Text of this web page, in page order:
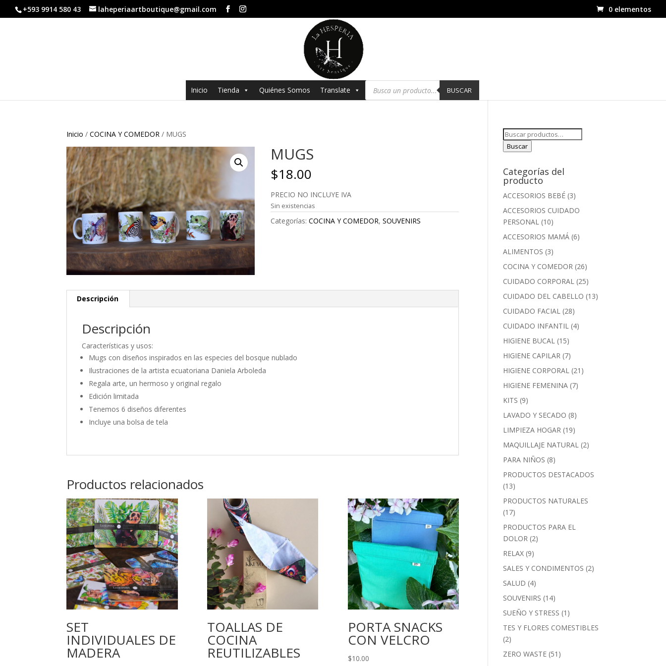
+593 9914 580 43 laheperiaartboutique@gmail.com 0 elementos
Inicio Tienda Quiénes Somos Translate
Búsqueda
productos
BUSCAR
Inicio /COCINA Y COMEDOR / MUGS
MUGS
$18.00
PRECIO NO INCLUYE IVA
Sin existencias
Categorías:COCINA Y COMEDOR,SOUVENIRS
Descripción
Descripción
Características y usos:
Mugs con diseños inspirados en las especies del bosque nublado
Ilustraciones de la artista ecuatoriana Daniela Arboleda
Regala arte, un hermoso y original regalo
Edición limitada
Tenemos 6 diseños diferentes
Incluye una bolsa de tela
Productos relacionados
SET
INDIVIDUALES DE
MADERA
TOALLAS DE
COCINA
REUTILIZABLES
PORTA SNACKS
CON VELCRO
$10.00
Buscar
por:
Buscar
Categorías del
producto
ACCESORIOS BEBÉ (3)
ACCESORIOS CUIDADO
PERSONAL (10)
ACCESORIOS MAMÁ (6)
ALIMENTOS (3)
COCINA Y COMEDOR (26)
CUIDADO CORPORAL (25)
CUIDADO DEL CABELLO (13)
CUIDADO FACIAL (28)
CUIDADO INFANTIL (4)
HIGIENE BUCAL (15)
HIGIENE CAPILAR (7)
HIGIENE CORPORAL (21)
HIGIENE FEMENINA (7)
KITS (9)
LAVADO Y SECADO (8)
LIMPIEZA HOGAR (19)
MAQUILLAJE NATURAL (2)
PARA NIÑOS (8)
PRODUCTOS DESTACADOS
(13)
PRODUCTOS NATURALES
(17)
PRODUCTOS PARA EL
DOLOR (2)
RELAX (9)
SALES Y CONDIMENTOS (2)
SALUD (4)
SOUVENIRS (14)
SUEÑO Y STRESS (1)
TES Y FLORES COMESTIBLES
(2)
ZERO WASTE (51)